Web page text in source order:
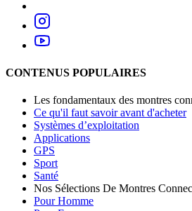
CONTENUS POPULAIRES
Les fondamentaux des montres
Ce qu'il faut savoir avant d'acheter
Systèmes d’exploitation
Applications
GPS
Sport
Santé
Nos Sélections De Montres
Pour Homme